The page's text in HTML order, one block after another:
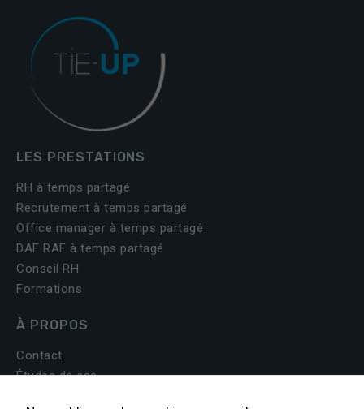
LES PRESTATIONS
RH à temps partagé
Recrutement à temps partagé
Office manager à temps partagé
DAF RAF à temps partagé
Conseil RH
Formations
À PROPOS
Contact
Études de cas